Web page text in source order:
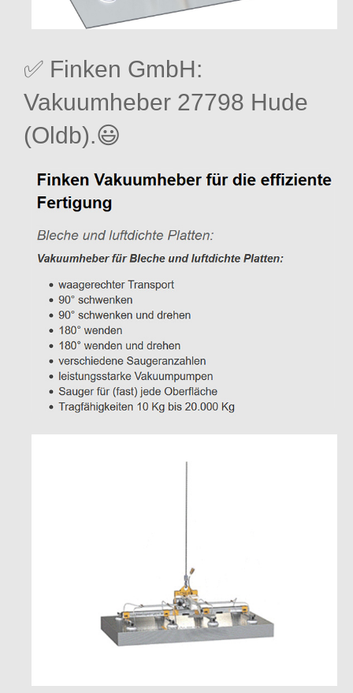
✅ Finken GmbH:
Vakuumheber 27798 Hude
(Oldb).😃